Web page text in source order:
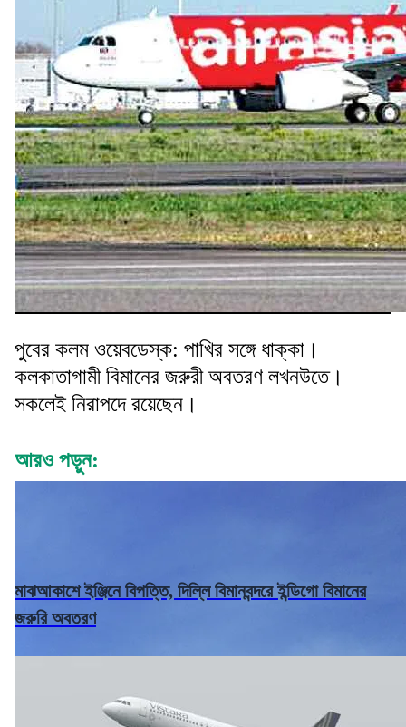
পুবের কলম ওয়েবডেস্ক: পাখির সঙ্গে ধাক্কা।
কলকাতাগামী বিমানের জরুরী অবতরণ লখনউতে।
সকলেই নিরাপদে রয়েছেন।
আরও পড়ুন:
মাঝআকাশে ইঞ্জিনে বিপত্তি, দিল্লি বিমানবন্দরে ইন্ডিগো বিমানের
জরুরি অবতরণ